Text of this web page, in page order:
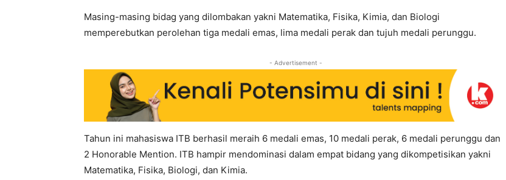
Masing-masing bidag yang dilombakan yakni Matematika, Fisika, Kimia, dan Biologi
memperebutkan perolehan tiga medali emas, lima medali perak dan tujuh medali perunggu.
- Advertisement -
Tahun ini mahasiswa ITB berhasil meraih 6 medali emas, 10 medali perak, 6 medali perunggu dan
2 Honorable Mention. ITB hampir mendominasi dalam empat bidang yang dikompetisikan yakni
Matematika, Fisika, Biologi, dan Kimia.